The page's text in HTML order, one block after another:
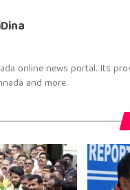
online news portal. Its
and more.